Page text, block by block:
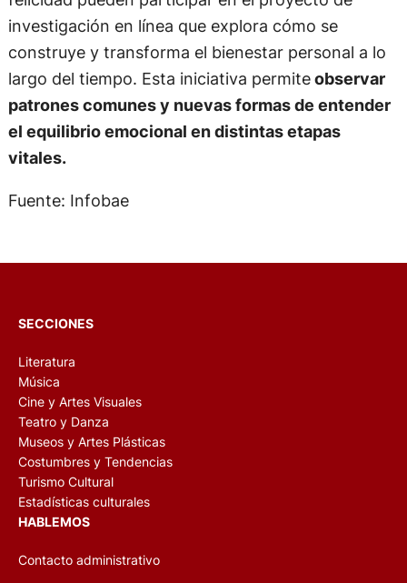
investigación en línea que explora cómo se
construye y transforma el bienestar personal a lo
largo del tiempo. Esta iniciativa permiteobservar
patrones comunes y nuevas formas de entender
el equilibrio emocional en distintas etapas
vitales.
Fuente: Infobae
SECCIONES
Literatura
Música
Cine y Artes Visuales
Teatro y Danza
Museos y Artes Plásticas
Costumbres y Tendencias
Turismo Cultural
Estadísticas culturales
HABLEMOS
Contacto administrativo